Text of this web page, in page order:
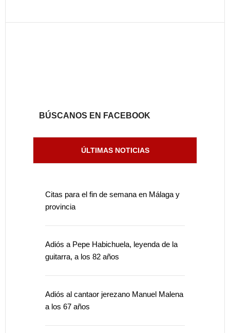
BÚSCANOS EN FACEBOOK
ÚLTIMAS NOTICIAS
Citas para el fin de semana en Málaga y
provincia
Adiós a Pepe Habichuela, leyenda de la
guitarra, a los 82 años
Adiós al cantaor jerezano Manuel Malena
a los 67 años